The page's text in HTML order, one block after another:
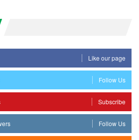
Like our page
Follow Us
Subscribe
Follow Us